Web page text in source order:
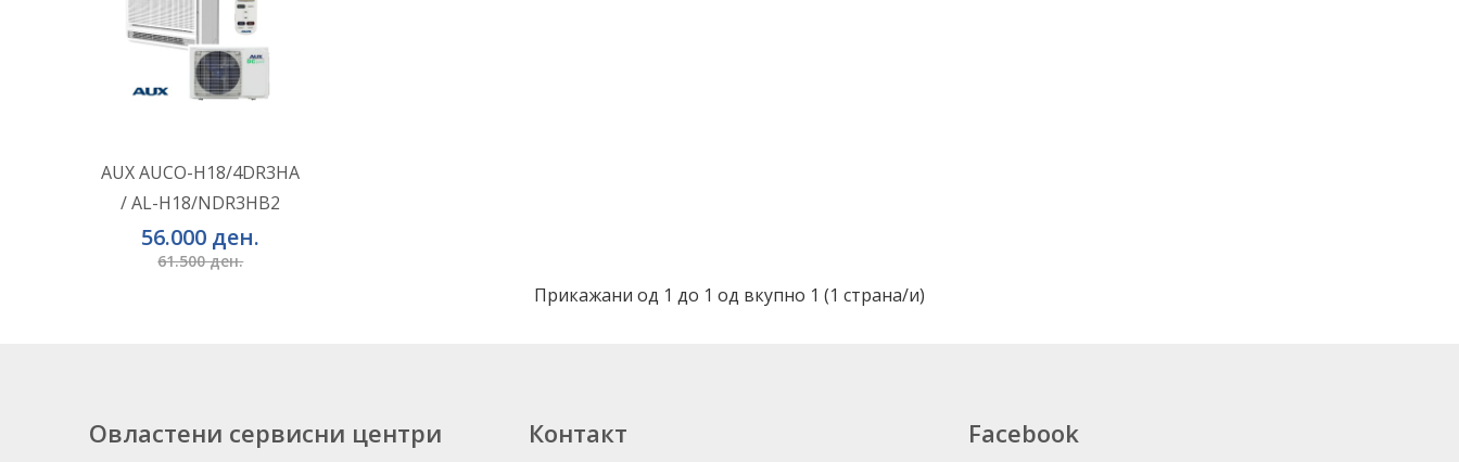
AUX AUCO-H18/4DR3HA
/ AL-H18/NDR3HB2
56.000 ден.
61.500 ден.
Додај во желби
Додај за споредба
Прикажани од 1 до 1 од вкупно 1 (1 страна/и)
Овластени сервисни центри Контакт Facebook